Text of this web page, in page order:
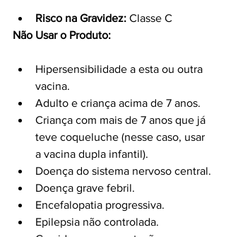
Risco na Gravidez: Classe C
Não Usar o Produto:
Hipersensibilidade a esta ou outra
vacina.
Adulto e criança acima de 7 anos.
Criança com mais de 7 anos que já
teve coqueluche (nesse caso, usar
a vacina dupla infantil).
Doença do sistema nervoso central.
Doença grave febril.
Encefalopatia progressiva.
Epilepsia não controlada.